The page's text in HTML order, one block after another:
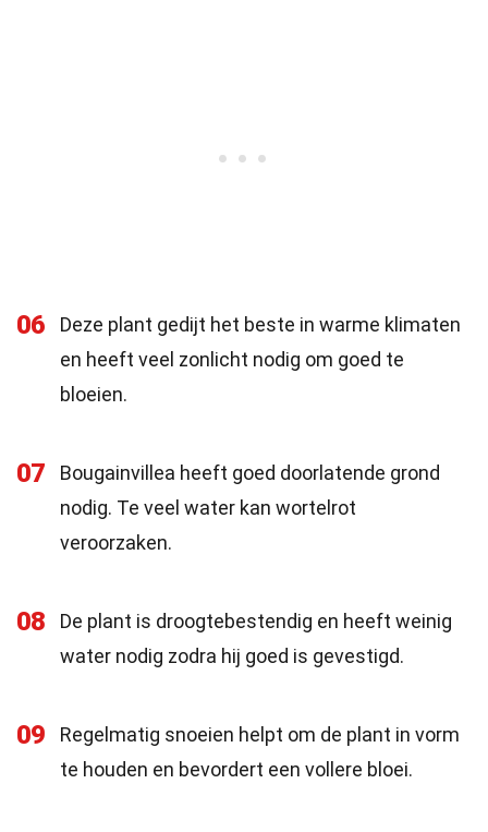
06
Deze plant gedijt het beste in warme klimaten
en heeft veel zonlicht nodig om goed te
bloeien.
07
Bougainvillea heeft goed doorlatende grond
nodig. Te veel water kan wortelrot
veroorzaken.
08
De plant is droogtebestendig en heeft weinig
water nodig zodra hij goed is gevestigd.
09
Regelmatig snoeien helpt om de plant in vorm
te houden en bevordert een vollere bloei.